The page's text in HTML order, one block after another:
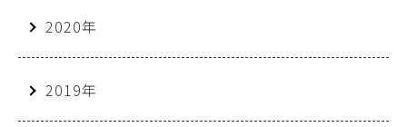
2020年
2019年